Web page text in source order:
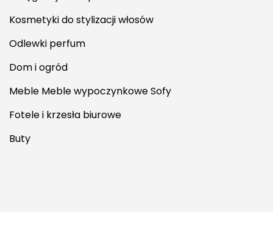
Kosmetyki do stylizacji włosów
Odlewki perfum
Dom i ogród
Meble Meble wypoczynkowe Sofy
Fotele i krzesła biurowe
Buty